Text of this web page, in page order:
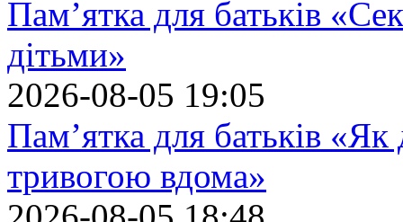
Пам’ятка для батьків
дітьми»
2026-08-05 19:05
Пам’ятка для батьків
тривогою вдома»